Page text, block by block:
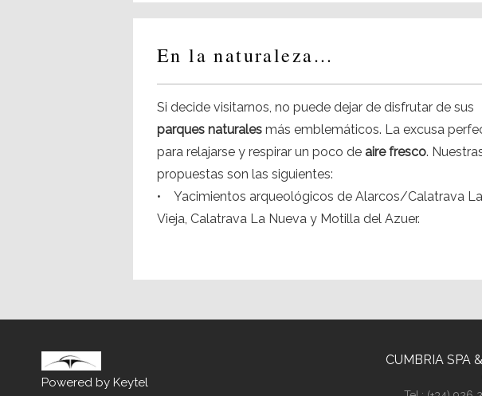
En la naturaleza…
Si decide visitarnos, no puede dejar de disfrutar de sus
parques naturales más emblemáticos. La excusa
para relajarse y respirar un poco de aire fresco.
propuestas son las siguientes:
• Yacimientos arqueológicos de Alarcos/Calatrava La
Vieja, Calatrava La Nueva y Motilla del Azuer.
Powered by Keytel
CUMBRIA SPA